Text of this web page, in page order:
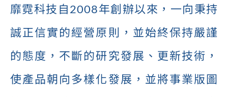
靡霓科技自2008年創辦以來，一向秉持
誠正信實的經營原則，並始終保持嚴謹
的態度，不斷的研究發展、更新技術，
使產品朝向多樣化發展，並將事業版圖